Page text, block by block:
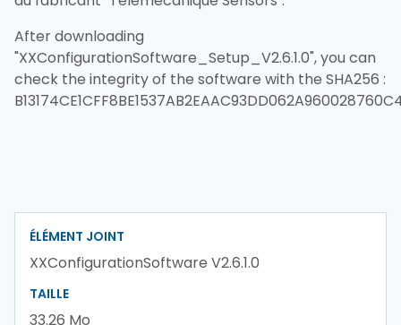
After downloading
"XXConfigurationSoftware_Setup_V2.6.1.0", you can
check the integrity of the software with the SHA256 :
ÉLÉMENT JOINT
XXConfigurationSoftware V2.6.1.0
TAILLE
33.26 Mo